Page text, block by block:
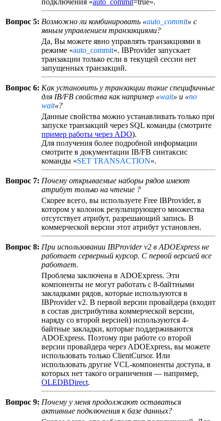
Вопрос 5: Возможно ли комбинировать «auto_commit» с
явным управлением транзакциями?
Да, Вы можете явно управлять транзакциями в
режиме «auto_commit«. IBProvider запускает
транзакции только если в текущей сессии нет
запущенных транзакций.
Вопрос 6: Как установить у транзакции такие специфичные
для IB/FB свойства как например «wait» и «no
wait«?
Данные свойства можно устанавливать только при
запуске транзакций через SQL команды (смотрите
пример работы через ADO).
Для получения более подробной информации
смотрите в документации IB/FB синтаксис
команды «SET TRANSACTION«.
Вопрос 7: Почему открываемые наборы рядов имеют
атрибут только на чтение ?
Скорее всего, вы используете Free IBProvider, в
котором у колонок результирующего множества
отсутствует атрибут, разрешающий запись. В
коммерческой версии этот атрибут установлен.
Вопрос 8: При использовании IBProvider v2 в ADOExpress не
работает серверный курсор. С первой версией все
работает.
Проблема заключена в ADOExpress. Эти
компоненты не могут работать с 8-байтными
закладками рядов, которые используются в
IBProvider v2. В первой версии провайдера (входит
в состав дистрибутива коммерческой версии,
наряду со второй версией) используются 4-
байтные закладки, которые поддерживаются
ADOExpress. Поэтому при работе со второй
версии провайдера через ADOExpress, вы можете
использовать только ClientCursor. Или
использовать другие VCL-компоненты доступа, в
которых нет такого ограничения — например,
OLEDBDirect.
Вопрос 9: Почему у меня продолжают оставаться
активные подключения к базе данных?